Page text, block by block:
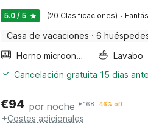
5.0 / 5 (20 Clasificaciones) ·
Casa de vacaciones · 6
Horno microondas
Lavabo
Cancelación gratuita 15 días
€94 por noche €168 46% off
+Costes adicionales